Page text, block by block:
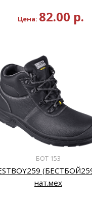
Цена: 82.00 р.
БОТ 153
нат.мех